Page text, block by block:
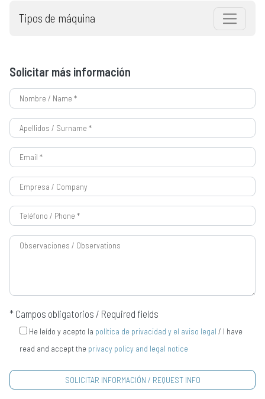
Tipos de máquina
Solicitar más información
* Campos obligatorios / Required fields
He leído y acepto la política de privacidad y el aviso legal / I have
read and accept the privacy policy and legal notice